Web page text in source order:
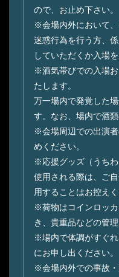
ので、お⽌め下さい。
※会場内外において
迷惑⾏為を⾏う⽅、
していただくか⼊場
※酒気帯びでの⼊場
たします。
万⼀場内で発覚した
す。なお、場内で酒
※会場周辺での出演
めください。
※応援グッズ（うち
使⽤される際は、ご
⽤することはお控えく
※荷物はコインロッ
き、貴重品などの管
※場内で体調がすぐ
にお申し出ください。
※会場内外での事故